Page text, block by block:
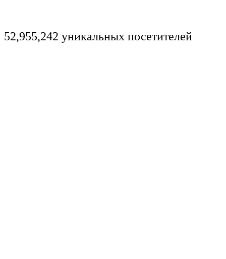
52,955,242 уникальных посетителей